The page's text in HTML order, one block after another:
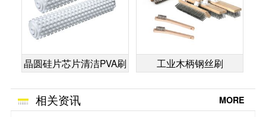
晶圆硅片芯片清洁PVA刷 工业木柄钢丝刷
相关资讯 MORE